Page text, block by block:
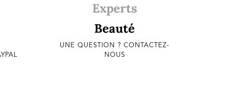
Experts
Beauté
UNE QUESTION ? CONTACTEZ-
NOUS